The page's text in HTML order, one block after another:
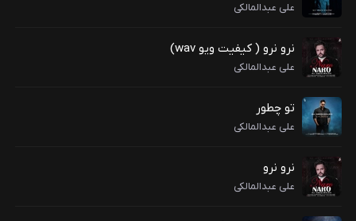
علی عبدالمالکی
نرو نرو ( کیفیت ویو wav)
علی عبدالمالکی
تو چطور
علی عبدالمالکی
نرو نرو
علی عبدالمالکی